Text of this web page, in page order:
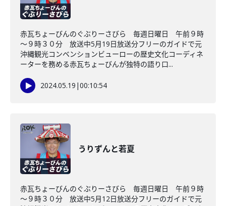
赤瓦ちょーびんのぐぶりーさびら 毎週日曜日 午前９時
～９時３０分 放送中5月19日放送分フリーのガイドで元
沖縄観光コンベンションビューローの歴史文化コーディネ
ーターを務める赤瓦ちょーびんが独特の語り口...
2024.05.19 |00:10:54
うりずんと若夏
赤瓦ちょーびんのぐぶりーさびら 毎週日曜日 午前９時
～９時３０分 放送中5月12日放送分フリーのガイドで元